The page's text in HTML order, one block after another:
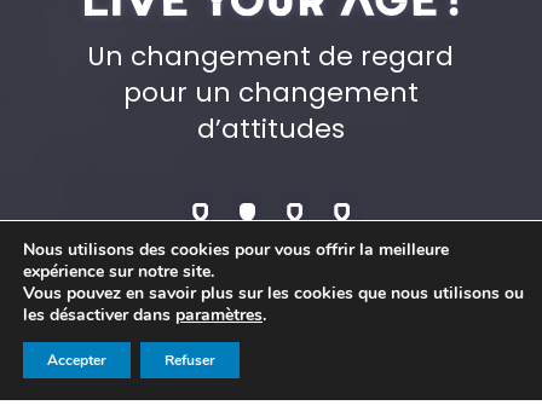
Un changement de regard
pour un changement
d’attitudes
Nous utilisons des cookies pour vous offrir la meilleure
expérience sur notre site.
Vous pouvez en savoir plus sur les cookies que nous utilisons ou
les désactiver dans paramètres.
Accepter Refuser